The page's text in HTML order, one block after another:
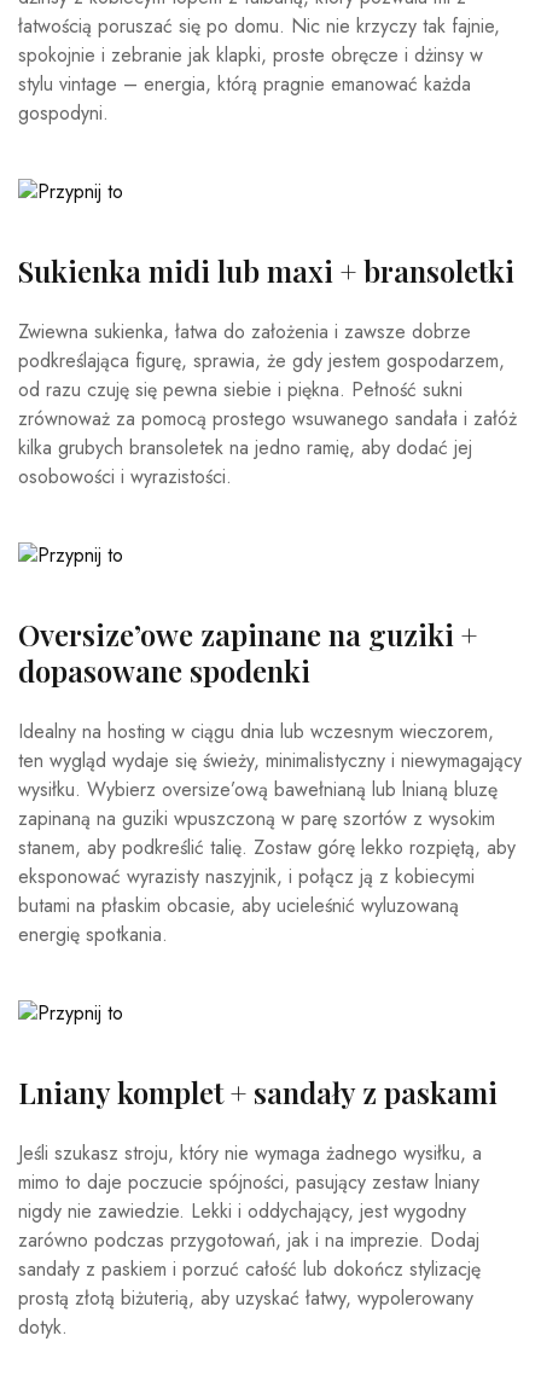
łatwością poruszać się po domu. Nic nie krzyczy tak fajnie,
spokojnie i zebranie jak klapki, proste obręcze i dżinsy w
stylu vintage – energia, którą pragnie emanować każda
gospodyni.
Sukienka midi lub maxi + bransoletki
Zwiewna sukienka, łatwa do założenia i zawsze dobrze
podkreślająca figurę, sprawia, że ​​gdy jestem gospodarzem,
od razu czuję się pewna siebie i piękna. Pełność sukni
zrównoważ za pomocą prostego wsuwanego sandała i załóż
kilka grubych bransoletek na jedno ramię, aby dodać jej
osobowości i wyrazistości.
Oversize’owe zapinane na guziki +
dopasowane spodenki
Idealny na hosting w ciągu dnia lub wczesnym wieczorem,
ten wygląd wydaje się świeży, minimalistyczny i niewymagający
wysiłku. Wybierz oversize’ową bawełnianą lub lnianą bluzę
zapinaną na guziki wpuszczoną w parę szortów z wysokim
stanem, aby podkreślić talię. Zostaw górę lekko rozpiętą, aby
eksponować wyrazisty naszyjnik, i połącz ją z kobiecymi
butami na płaskim obcasie, aby ucieleśnić wyluzowaną
energię spotkania.
Lniany komplet + sandały z paskami
Jeśli szukasz stroju, który nie wymaga żadnego wysiłku, a
mimo to daje poczucie spójności, pasujący zestaw lniany
nigdy nie zawiedzie. Lekki i oddychający, jest wygodny
zarówno podczas przygotowań, jak i na imprezie. Dodaj
sandały z paskiem i porzuć całość lub dokończ stylizację
prostą złotą biżuterią, aby uzyskać łatwy, wypolerowany
dotyk.